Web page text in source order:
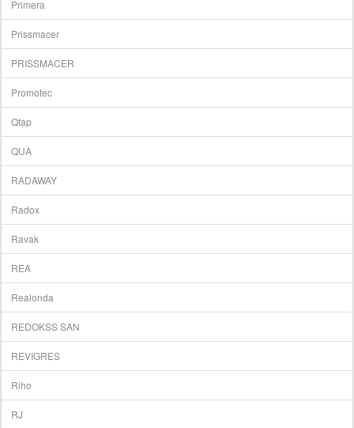
Primera
Prissmacer
PRISSMACER
Promotec
Qtap
QUA
RADAWAY
Radox
Ravak
REA
Realonda
REDOKSS SAN
REVIGRES
Riho
RJ